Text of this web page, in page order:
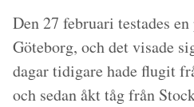
Den 27 februari testades
Göteborg, och det visade
dagar tidigare hade flugit
och sedan åkt tåg från